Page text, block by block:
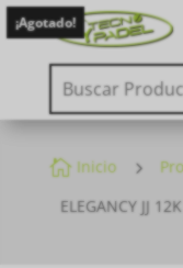
¡Agotado!
 Inicio 5
ELEGANCY JJ